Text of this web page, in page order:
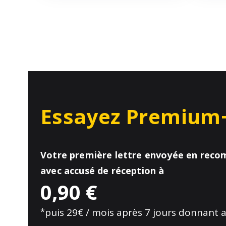
Essayez
Votre première lettre envoyée en
avec accusé de réception à
0,90 €
*puis 29€ / mois après 7 jours donnant